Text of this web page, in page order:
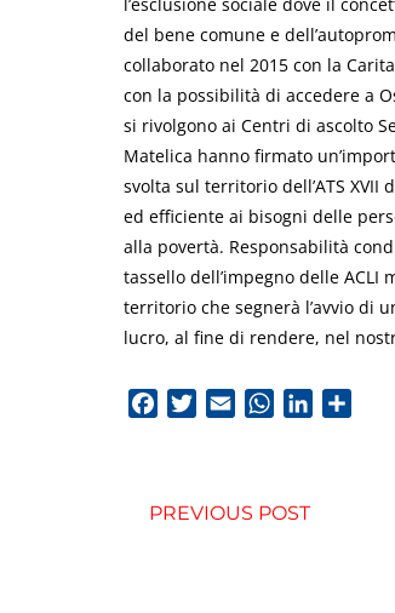
del bene comune e
collaborato nel 2015 con la
con la possibilità di accedere a
si rivolgono ai Centri di ascolto
Matelica hanno firmato
svolta sul territorio dell’ATS
ed efficiente ai bisogni delle
alla povertà. Responsabilità
tassello dell’impegno delle
territorio che segnerà l’avvio di
lucro, al fine di rendere, nel
FacebookTwitterEmail WhatsApp
LinkedIn
PREVIOUS POST